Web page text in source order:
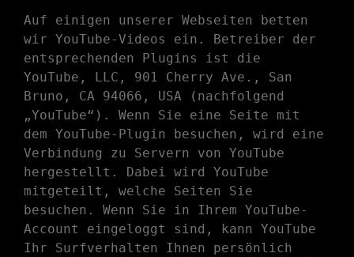
Auf einigen unserer Webseiten betten
wir YouTube-Videos ein. Betreiber der
entsprechenden Plugins ist die
YouTube, LLC, 901 Cherry Ave., San
Bruno, CA 94066, USA (nachfolgend
„YouTube“). Wenn Sie eine Seite mit
dem YouTube-Plugin besuchen, wird eine
Verbindung zu Servern von YouTube
hergestellt. Dabei wird YouTube
mitgeteilt, welche Seiten Sie
besuchen. Wenn Sie in Ihrem YouTube-
Account eingeloggt sind, kann YouTube
Ihr Surfverhalten Ihnen persönlich